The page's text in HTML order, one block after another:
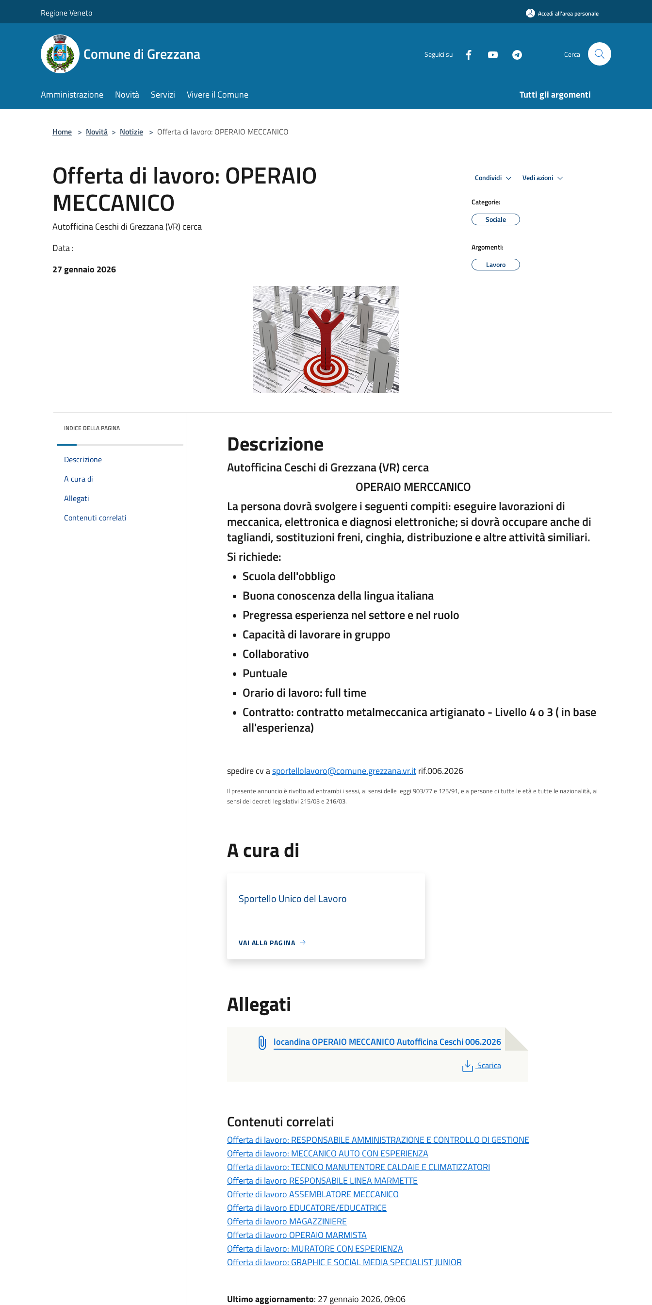
Regione Veneto Accedi all'area personale
Comune di Grezzana Seguici su Cerca
Amministrazione Novità Servizi Vivere il Comune Tutti gli argomenti
Home > Novità > Notizie > Offerta di lavoro: OPERAIO MECCANICO
Offerta di lavoro: OPERAIO
MECCANICO
Autofficina Ceschi di Grezzana (VR) cerca
Data :
27 gennaio 2026
Condividi Vedi azioni
Categorie:
Sociale
Argomenti:
Lavoro
INDICE DELLA PAGINA
Descrizione
A cura di
Allegati
Contenuti correlati
Descrizione
Autofficina Ceschi di Grezzana (VR) cerca
OPERAIO MERCCANICO
La persona dovrà svolgere i seguenti compiti: eseguire lavorazioni di
meccanica, elettronica e diagnosi elettroniche; si dovrà occupare anche di
tagliandi, sostituzioni freni, cinghia, distribuzione e altre attività similiari.
Si richiede:
Scuola dell'obbligo
Buona conoscenza della lingua italiana
Pregressa esperienza nel settore e nel ruolo
Capacità di lavorare in gruppo
Collaborativo
Puntuale
Orario di lavoro: full time
Contratto: contratto metalmeccanica artigianato - Livello 4 o 3 ( in base
all'esperienza)
spedire cv asportellolavoro@comune.grezzana.vr.itrif.006.2026
Il presente annuncio è rivolto ad entrambi i sessi, ai sensi delle leggi 903/77 e 125/91, e a persone di tutte le età e tutte le nazionalità, ai
sensi dei decreti legislativi 215/03 e 216/03.
A cura di
Sportello Unico del Lavoro
VAI ALLA PAGINA
Allegati
locandina OPERAIO MECCANICO Autofficina Ceschi 006.2026
PDF
Scarica
Contenuti correlati
Offerta di lavoro: RESPONSABILE AMMINISTRAZIONE E CONTROLLO DI GESTIONE
Offerta di lavoro: MECCANICO AUTO CON ESPERIENZA
Offerta di lavoro: TECNICO MANUTENTORE CALDAIE E CLIMATIZZATORI
Offerta di lavoro RESPONSABILE LINEA MARMETTE
Offerte di lavoro ASSEMBLATORE MECCANICO
Offerta di lavoro EDUCATORE/EDUCATRICE
Offerta di lavoro MAGAZZINIERE
Offerta di lavoro OPERAIO MARMISTA
Offerta di lavoro: MURATORE CON ESPERIENZA
Offerta di lavoro: GRAPHIC E SOCIAL MEDIA SPECIALIST JUNIOR
Ultimo aggiornamento: 27 gennaio 2026, 09:06